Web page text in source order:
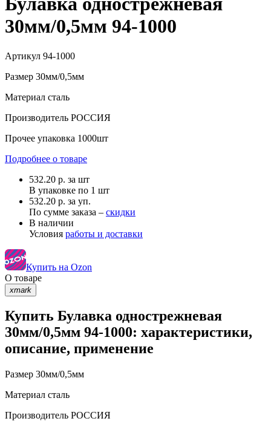
30мм/0,5мм 94-1000
Артикул 94-1000
Размер 30мм/0,5мм
Материал сталь
Производитель РОССИЯ
Прочее упаковка 1000шт
Подробнее о товаре
532.20 р. за шт
В упаковке по 1 шт
532.20 р. за уп.
По сумме заказа – скидки
В наличии
Условия работы и доставки
Купить на Ozon
О товаре
xmark
Купить Булавка однострежневая
30мм/0,5мм 94-1000: характеристики,
описание, применение
Размер 30мм/0,5мм
Материал сталь
Производитель РОССИЯ